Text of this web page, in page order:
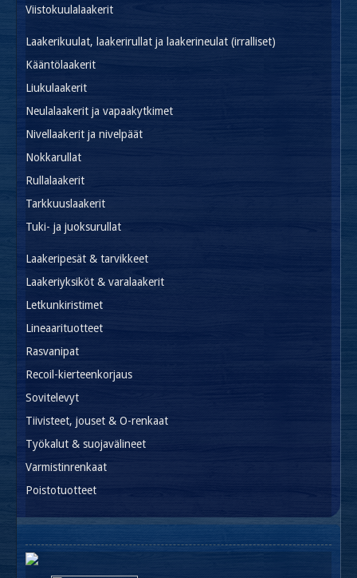
Viistokuulalaakerit
Laakerikuulat, laakerirullat ja laakerineulat (irralliset)
Kääntölaakerit
Liukulaakerit
Neulalaakerit ja vapaakytkimet
Nivellaakerit ja nivelpäät
Nokkarullat
Rullalaakerit
Tarkkuuslaakerit
Tuki- ja juoksurullat
Laakeripesät & tarvikkeet
Laakeriyksiköt & varalaakerit
Letkunkiristimet
Lineaarituotteet
Rasvanipat
Recoil-kierteenkorjaus
Sovitelevyt
Tiivisteet, jouset & O-renkaat
Työkalut & suojavälineet
Varmistinrenkaat
Poistotuotteet